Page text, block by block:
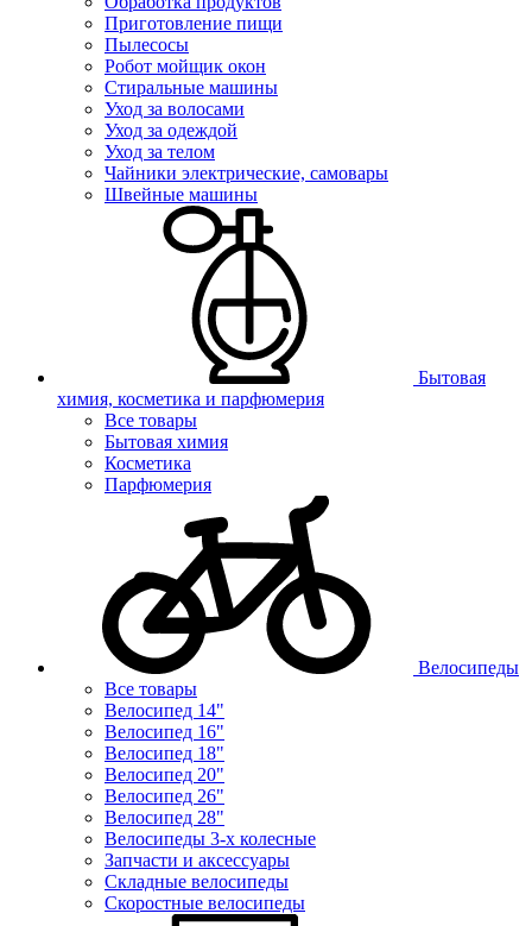
Приготовление пищи
Пылесосы
Робот мойщик окон
Стиральные машины
Уход за волосами
Уход за одеждой
Уход за телом
Чайники электрические, самовары
Швейные машины
Бытовая
химия, косметика и парфюмерия
Все товары
Бытовая химия
Косметика
Парфюмерия
Велосипеды
Все товары
Велосипед 14"
Велосипед 16"
Велосипед 18"
Велосипед 20"
Велосипед 26"
Велосипед 28"
Велосипеды 3-х колесные
Запчасти и аксессуары
Складные велосипеды
Скоростные велосипеды